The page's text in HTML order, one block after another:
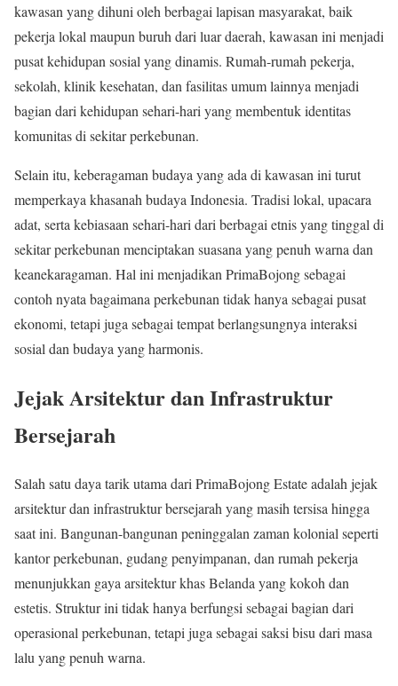
kawasan yang dihuni oleh berbagai lapisan masyarakat, baik
pekerja lokal maupun buruh dari luar daerah, kawasan ini menjadi
pusat kehidupan sosial yang dinamis. Rumah-rumah pekerja,
sekolah, klinik kesehatan, dan fasilitas umum lainnya menjadi
bagian dari kehidupan sehari-hari yang membentuk identitas
komunitas di sekitar perkebunan.
Selain itu, keberagaman budaya yang ada di kawasan ini turut
memperkaya khasanah budaya Indonesia. Tradisi lokal, upacara
adat, serta kebiasaan sehari-hari dari berbagai etnis yang tinggal di
sekitar perkebunan menciptakan suasana yang penuh warna dan
keanekaragaman. Hal ini menjadikan PrimaBojong sebagai
contoh nyata bagaimana perkebunan tidak hanya sebagai pusat
ekonomi, tetapi juga sebagai tempat berlangsungnya interaksi
sosial dan budaya yang harmonis.
Jejak Arsitektur dan Infrastruktur
Bersejarah
Salah satu daya tarik utama dari PrimaBojong Estate adalah jejak
arsitektur dan infrastruktur bersejarah yang masih tersisa hingga
saat ini. Bangunan-bangunan peninggalan zaman kolonial seperti
kantor perkebunan, gudang penyimpanan, dan rumah pekerja
menunjukkan gaya arsitektur khas Belanda yang kokoh dan
estetis. Struktur ini tidak hanya berfungsi sebagai bagian dari
operasional perkebunan, tetapi juga sebagai saksi bisu dari masa
lalu yang penuh warna.